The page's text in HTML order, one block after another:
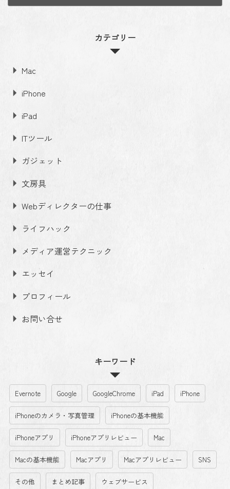
カテゴリー
Mac
iPhone
iPad
ITツール
ガジェット
文房具
Webディレクターの仕事
ライフハック
メディア運営テクニック
エッセイ
プロフィール
お問い合せ
キーワード
Evernote Google GoogleChrome iPad iPhone
iPhoneのカメラ・写真管理 iPhoneの基本機能
iPhoneアプリ iPhoneアプリレビュー Mac
Macの基本機能 Macアプリ Macアプリレビュー SNS
その他 まとめ記事 ウェブサービス